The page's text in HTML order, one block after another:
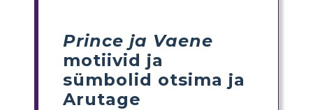
Prince ja Vaene
motiivid ja
sümbolid otsima ja
Arutage